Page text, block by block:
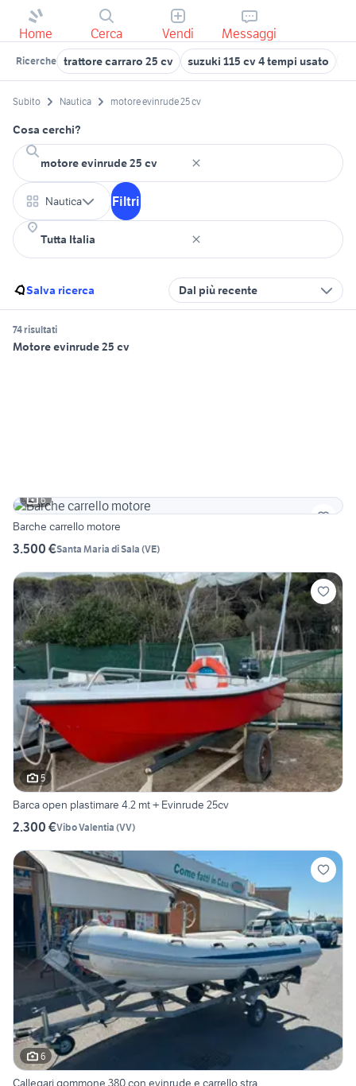
Home Cerca Vendi Messaggi
Ricerche trattore carraro 25 cv suzuki 115 cv 4 tempi usato
Subito Nautica motore evinrude 25 cv
Cosa cerchi?
Nautica Filtri
Salva ricerca Dal più recente
74 risultati
Motore evinrude 25 cv
6
Barche carrello motore
3.500 €Santa Maria di Sala (VE)
5
Barca open plastimare 4.2 mt + Evinrude 25cv
2.300 €Vibo Valentia (VV)
6
Callegari gommone 380 con evinrude e carrello stra